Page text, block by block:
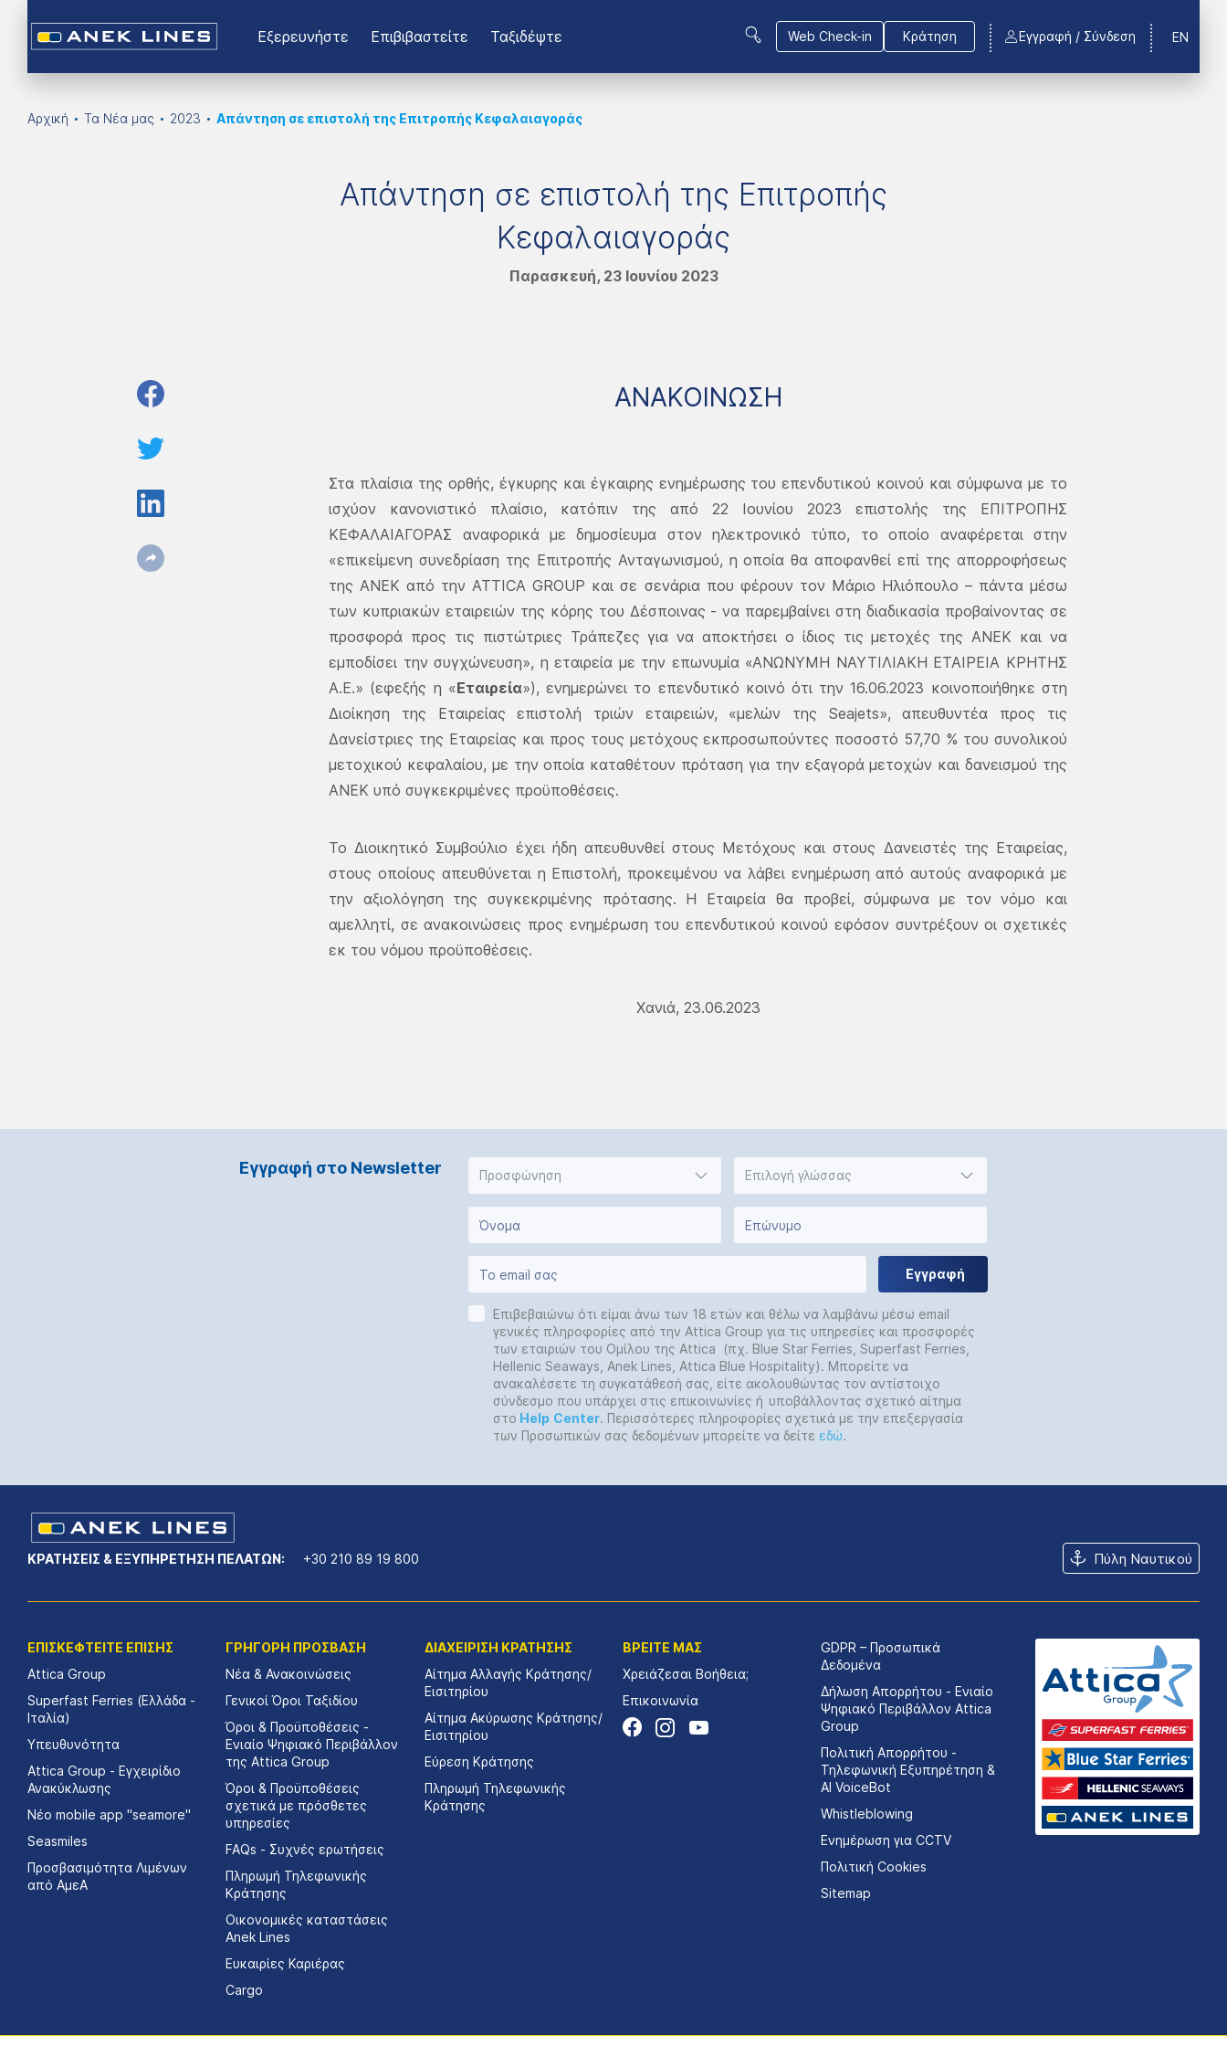
Εξερευνήστε Επιβιβαστείτε Ταξιδέψτε Web Check-in Κράτηση EN
Εγγραφή / Σύνδεση
Αρχική Τα Νέα μας 2023 Απάντηση σε επιστολή της Επιτροπής Κεφαλαιαγοράς
Απάντηση σε επιστολή της Επιτροπής
Κεφαλαιαγοράς
Παρασκευή, 23 Ιουνίου 2023
ΑΝΑΚΟΙΝΩΣΗ
Στα πλαίσια της ορθής, έγκυρης και έγκαιρης ενημέρωσης του επενδυτικού κοινού και σύμφωνα με το
ισχύον κανονιστικό πλαίσιο, κατόπιν της από 22 Ιουνίου 2023 επιστολής της ΕΠΙΤΡΟΠΗΣ
ΚΕΦΑΛΑΙΑΓΟΡΑΣ αναφορικά με δημοσίευμα στον ηλεκτρονικό τύπο, το οποίο αναφέρεται στην
«επικείμενη συνεδρίαση της Επιτροπής Ανταγωνισμού, η οποία θα αποφανθεί επί της απορροφήσεως
της ΑΝΕΚ από την ATTICA GROUP και σε σενάρια που φέρουν τον Μάριο Ηλιόπουλο – πάντα μέσω
των κυπριακών εταιρειών της κόρης του Δέσποινας - να παρεμβαίνει στη διαδικασία προβαίνοντας σε
προσφορά προς τις πιστώτριες Τράπεζες για να αποκτήσει ο ίδιος τις μετοχές της ΑΝΕΚ και να
εμποδίσει την συγχώνευση», η εταιρεία με την επωνυμία «ΑΝΩΝΥΜΗ ΝΑΥΤΙΛΙΑΚΗ ΕΤΑΙΡΕΙΑ ΚΡΗΤΗΣ
Α.Ε.» (εφεξής η «Εταιρεία»), ενημερώνει το επενδυτικό κοινό ότι την 16.06.2023 κοινοποιήθηκε στη
Διοίκηση της Εταιρείας επιστολή τριών εταιρειών, «μελών της Seajets», απευθυντέα προς τις
Δανείστριες της Εταιρείας και προς τους μετόχους εκπροσωπούντες ποσοστό 57,70 % του συνολικού
μετοχικού κεφαλαίου, με την οποία καταθέτουν πρόταση για την εξαγορά μετοχών και δανεισμού της
ΑΝΕΚ υπό συγκεκριμένες προϋποθέσεις.
Το Διοικητικό Συμβούλιο έχει ήδη απευθυνθεί στους Μετόχους και στους Δανειστές της Εταιρείας,
στους οποίους απευθύνεται η Επιστολή, προκειμένου να λάβει ενημέρωση από αυτούς αναφορικά με
την αξιολόγηση της συγκεκριμένης πρότασης. Η Εταιρεία θα προβεί, σύμφωνα με τον νόμο και
αμελλητί, σε ανακοινώσεις προς ενημέρωση του επενδυτικού κοινού εφόσον συντρέξουν οι σχετικές
εκ του νόμου προϋποθέσεις.
Χανιά, 23.06.2023
Εγγραφή στο Νewsletter Προσφώνηση Επιλογή γλώσσας
Εγγραφή
Επιβεβαιώνω ότι είμαι άνω των 18 ετών και θέλω να λαμβάνω μέσω email
γενικές πληροφορίες από την Attica Group για τις υπηρεσίες και προσφορές
των εταιριών του Ομίλου της Attica (πχ. Blue Star Ferries, Superfast Ferries,
Hellenic Seaways, Anek Lines, Attica Blue Hospitality). Μπορείτε να
ανακαλέσετε τη συγκατάθεσή σας, είτε ακολουθώντας τον αντίστοιχο
σύνδεσμο που υπάρχει στις επικοινωνίες ή υποβάλλοντας σχετικό αίτημα
στο Help Center. Περισσότερες πληροφορίες σχετικά με την επεξεργασία
των Προσωπικών σας δεδομένων μπορείτε να δείτε εδώ.
ΚΡΑΤΗΣΕΙΣ & ΕΞΥΠΗΡΕΤΗΣΗ ΠΕΛΑΤΩΝ: +30 210 89 19 800 Πύλη Ναυτικού
ΕΠΙΣΚΕΦΤΕΙΤΕ ΕΠΙΣΗΣ
Attica Group
Superfast Ferries (Ελλάδα -
Ιταλία)
Υπευθυνότητα
Attica Group - Εγχειρίδιο
Ανακύκλωσης
Νέο mobile app "seamore"
Seasmiles
Προσβασιμότητα Λιμένων
από ΑμεΑ
ΓΡΗΓΟΡΗ ΠΡΟΣΒΑΣΗ
Νέα & Ανακοινώσεις
Γενικοί Όροι Ταξιδίου
Όροι & Προϋποθέσεις -
Ενιαίο Ψηφιακό Περιβάλλον
της Attica Group
Όροι & Προϋποθέσεις
σχετικά με πρόσθετες
υπηρεσίες
FAQs - Συχνές ερωτήσεις
Πληρωμή Τηλεφωνικής
Κράτησης
Οικονομικές καταστάσεις
Αnek Lines
Ευκαιρίες Καριέρας
Cargo
ΔΙΑΧΕΙΡΙΣΗ ΚΡΑΤΗΣΗΣ
Αίτημα Αλλαγής Κράτησης/
Εισιτηρίου
Αίτημα Ακύρωσης Κράτησης/
Εισιτηρίου
Εύρεση Κράτησης
Πληρωμή Τηλεφωνικής
Κράτησης
ΒΡΕΙΤΕ ΜΑΣ
Χρειάζεσαι Βοήθεια;
Επικοινωνία
GDPR – Προσωπικά
Δεδομένα
Δήλωση Απορρήτου - Ενιαίο
Ψηφιακό Περιβάλλον Attica
Group
Πολιτική Απορρήτου -
Τηλεφωνική Εξυπηρέτηση &
AI VoiceBot
Whistleblowing
Ενημέρωση για CCTV
Πολιτική Cookies
Sitemap